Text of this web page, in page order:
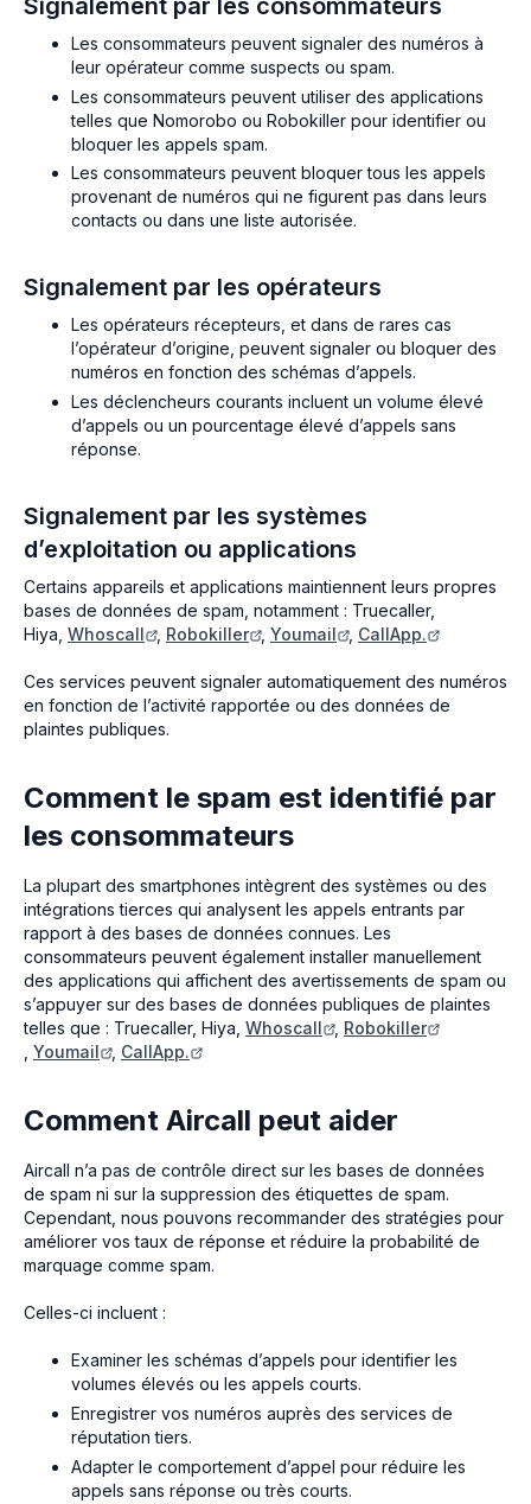
Les consommateurs peuvent signaler des numéros à
leur opérateur comme suspects ou spam.
Les consommateurs peuvent utiliser des applications
telles que Nomorobo ou Robokiller pour identifier ou
bloquer les appels spam.
Les consommateurs peuvent bloquer tous les appels
provenant de numéros qui ne figurent pas dans leurs
contacts ou dans une liste autorisée.
Signalement par les opérateurs
Les opérateurs récepteurs, et dans de rares cas
l’opérateur d’origine, peuvent signaler ou bloquer des
numéros en fonction des schémas d’appels.
Les déclencheurs courants incluent un volume élevé
d’appels ou un pourcentage élevé d’appels sans
réponse.
Signalement par les systèmes
d’exploitation ou applications
Certains appareils et applications maintiennent leurs propres
bases de données de spam, notamment : Truecaller,
Hiya, Whoscall , Robokiller , Youmail , CallApp.
Ces services peuvent signaler automatiquement des numéros
en fonction de l’activité rapportée ou des données de
plaintes publiques.
Comment le spam est identifié par
les consommateurs
La plupart des smartphones intègrent des systèmes ou des
intégrations tierces qui analysent les appels entrants par
rapport à des bases de données connues. Les
consommateurs peuvent également installer manuellement
des applications qui affichent des avertissements de spam ou
s’appuyer sur des bases de données publiques de plaintes
telles que : Truecaller, Hiya, Whoscall , Robokiller
Youmail , CallApp.
Comment Aircall peut aider
Aircall n’a pas de contrôle direct sur les bases de données
de spam ni sur la suppression des étiquettes de spam.
Cependant, nous pouvons recommander des stratégies pour
améliorer vos taux de réponse et réduire la probabilité de
marquage comme spam.
Celles-ci incluent :
Examiner les schémas d’appels pour identifier les
volumes élevés ou les appels courts.
Enregistrer vos numéros auprès des services de
réputation tiers.
Adapter le comportement d’appel pour réduire les
appels sans réponse ou très courts.